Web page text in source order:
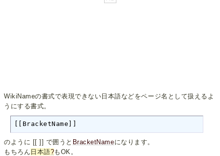
WikiNameの書式で表現できない日本語などをページ名として扱えるよ
うにする書式。
[[BracketName]]
のように [[ ]] で囲うと BracketNameになります。
もちろん 日本語?もOK。